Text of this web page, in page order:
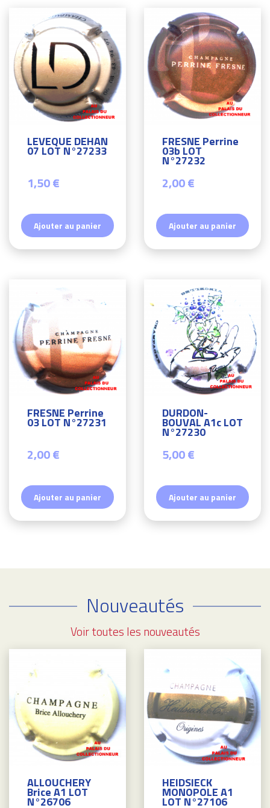
LEVEQUE DEHAN
07 LOT N°27233
1,50 €
Ajouter au panier
FRESNE Perrine
03b LOT
N°27232
2,00 €
Ajouter au panier
FRESNE Perrine
03 LOT N°27231
2,00 €
Ajouter au panier
DURDON-
BOUVAL A1c LOT
N°27230
5,00 €
Ajouter au panier
Nouveautés
Voir toutes les nouveautés
ALLOUCHERY
Brice A1 LOT
N°26706
HEIDSIECK
MONOPOLE A1
LOT N°27106